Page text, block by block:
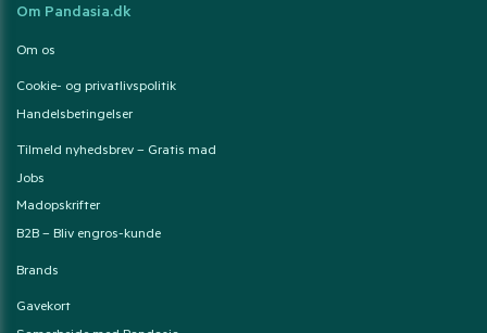
Om Pandasia.dk
Om os
Cookie- og privatlivspolitik
Handelsbetingelser
Tilmeld nyhedsbrev – Gratis mad
Jobs
Madopskrifter
B2B – Bliv engros-kunde
Brands
Gavekort